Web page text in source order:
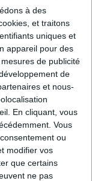
à des
et traitons
uniques et
appareil pour des
de publicité
de
et nous-
En cliquant, vous
Vous
ou
modifier vos
que certains
ne pas
finances 2023
aux
des prix de
énergétique.
plafond de
sur les
plus
loi de finances
la CVAE.